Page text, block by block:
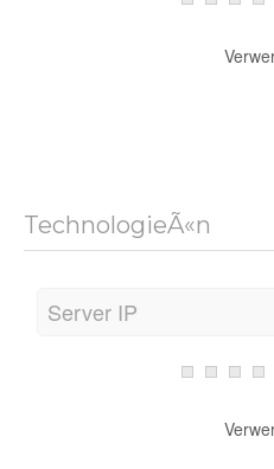
TechnologieÃ«n
Server IP